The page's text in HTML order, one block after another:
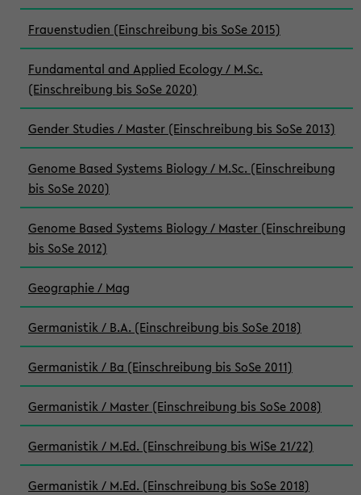
Frauenstudien (Einschreibung bis SoSe 2015)
Fundamental and Applied Ecology / M.Sc.
(Einschreibung bis SoSe 2020)
Gender Studies / Master (Einschreibung bis SoSe 2013)
Genome Based Systems Biology / M.Sc. (Einschreibung
bis SoSe 2020)
Genome Based Systems Biology / Master (Einschreibung
bis SoSe 2012)
Geographie / Mag
Germanistik / B.A. (Einschreibung bis SoSe 2018)
Germanistik / Ba (Einschreibung bis SoSe 2011)
Germanistik / Master (Einschreibung bis SoSe 2008)
Germanistik / M.Ed. (Einschreibung bis WiSe 21/22)
Germanistik / M.Ed. (Einschreibung bis SoSe 2018)